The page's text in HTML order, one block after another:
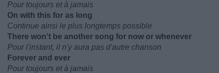
Pour toujours et à jamais
On with this for as long
Continue ainsi le plus longtemps possible
There won't be another song for now or whenever
Pour l'instant, il n'y aura pas d'autre chanson
Forever and ever
Pour toujours et à jamais